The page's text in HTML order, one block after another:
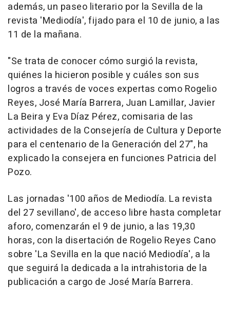
además, un paseo literario por la Sevilla de la
revista 'Mediodía', fijado para el 10 de junio, a las
11 de la mañana.
"Se trata de conocer cómo surgió la revista,
quiénes la hicieron posible y cuáles son sus
logros a través de voces expertas como Rogelio
Reyes, José María Barrera, Juan Lamillar, Javier
La Beira y Eva Díaz Pérez, comisaria de las
actividades de la Consejería de Cultura y Deporte
para el centenario de la Generación del 27", ha
explicado la consejera en funciones Patricia del
Pozo.
Las jornadas '100 años de Mediodía. La revista
del 27 sevillano', de acceso libre hasta completar
aforo, comenzarán el 9 de junio, a las 19,30
horas, con la disertación de Rogelio Reyes Cano
sobre 'La Sevilla en la que nació Mediodía', a la
que seguirá la dedicada a la intrahistoria de la
publicación a cargo de José María Barrera.